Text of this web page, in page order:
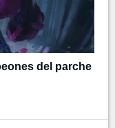
del parche